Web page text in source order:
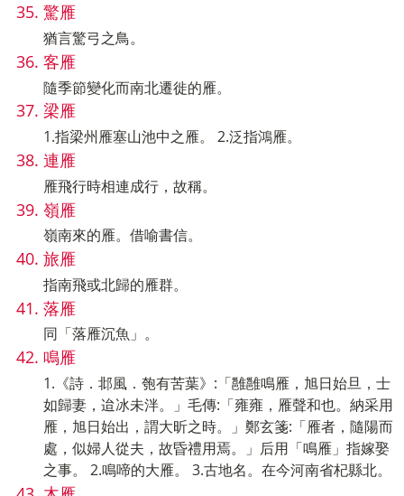
驚雁
猶言驚弓之鳥。
客雁
隨季節變化而南北遷徙的雁。
梁雁
1.指梁州雁塞山池中之雁。 2.泛指鴻雁。
連雁
雁飛行時相連成行，故稱。
嶺雁
嶺南來的雁。借喻書信。
旅雁
指南飛或北歸的雁群。
落雁
同「落雁沉魚」。
鳴雁
1.《詩．邶風．匏有苦葉》:「雝雝鳴雁，旭日始旦，士
如歸妻，迨冰未泮。」毛傳:「雍雍，雁聲和也。納采用
雁，旭日始出，謂大昕之時。」鄭玄箋:「雁者，隨陽而
處，似婦人從夫，故昏禮用焉。」后用「鳴雁」指嫁娶
之事。 2.鳴啼的大雁。 3.古地名。在今河南省杞縣北。